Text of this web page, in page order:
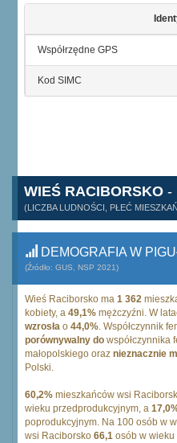
Współrzędne GPS
Kod SIMC
WIEŚ RACIBORSKO -
(LICZBA LUDNOŚCI, PŁEĆ
DEMOGRAFIA W
(Źródło: GUS, NSP 2021)
Wieś Raciborsko ma 1 362
kobiety, a 49,1% mężczyźni. W
wzrosła o 44,0%. Współczynnik
porównywalny do współczynnika
małopolskiego oraz nieznacznie
Polski.
60,2% mieszkańców wsi
wieku przedprodukcyjnym, a
poprodukcyjnym. Na 100 osób w
wsi Raciborsko 66,1 osób w wieku